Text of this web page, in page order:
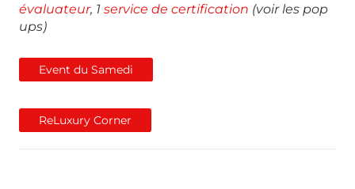
évaluateur, 1 service de certification (voir les pop
ups)
Event du Samedi
ReLuxury Corner